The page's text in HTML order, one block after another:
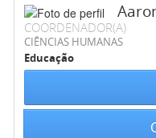
COORDENADOR(A)
CIÊNCIAS HUMANAS
Educação